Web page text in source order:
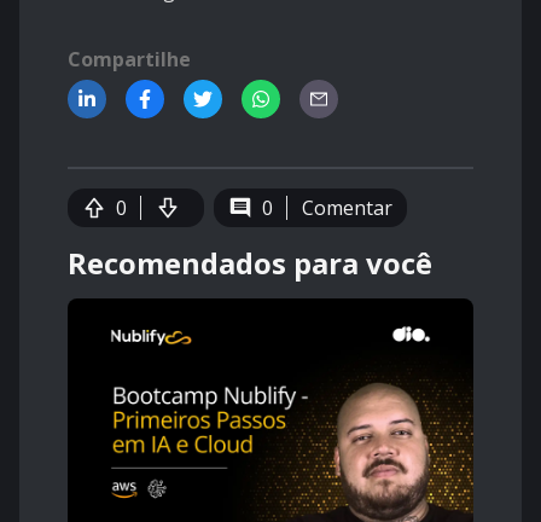
Compartilhe
0 0 Comentar
Recomendados para você